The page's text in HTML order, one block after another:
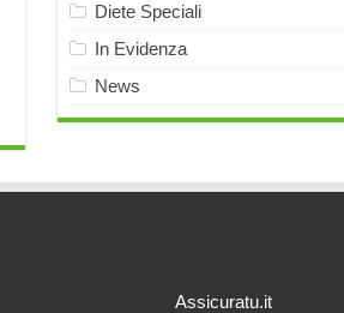
Diete Speciali
In Evidenza
News
Assicuratu.it